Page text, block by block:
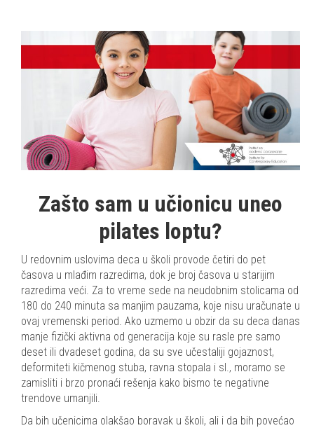
Zašto sam u učionicu uneo
pilates loptu?
U redovnim uslovima deca u školi provode četiri do pet
časova u mlađim razredima, dok je broj časova u starijim
razredima veći. Za to vreme sede na neudobnim stolicama od
180 do 240 minuta sa manjim pauzama, koje nisu uračunate u
ovaj vremenski period. Ako uzmemo u obzir da su deca danas
manje fizički aktivna od generacija koje su rasle pre samo
deset ili dvadeset godina, da su sve učestaliji gojaznost,
deformiteti kičmenog stuba, ravna stopala i sl., moramo se
zamisliti i brzo pronaći rešenja kako bismo te negativne
trendove umanjili.
Da bih učenicima olakšao boravak u školi, ali i da bih povećao